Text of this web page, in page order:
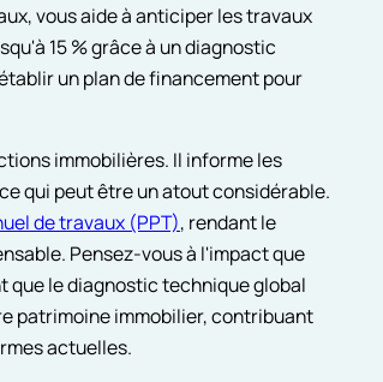
vous aide à anticiper les travaux
15 % grâce à un diagnostic
un plan de financement pour
immobilières. Il informe les
qui peut être un atout considérable.
de travaux (PPT), rendant le
Pensez-vous à l'impact que
que le diagnostic technique global
patrimoine immobilier, contribuant
actuelles.